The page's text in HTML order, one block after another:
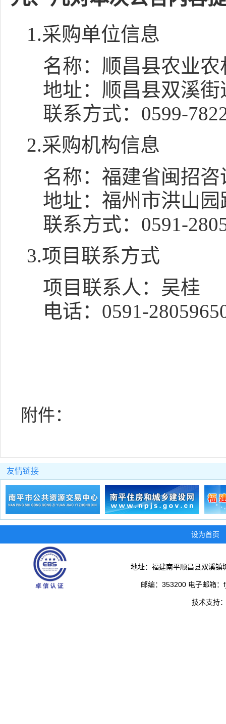
1.采购单位信息
名称： 顺昌县农业农
地址： 顺昌县双溪
联系方式： 0599-
2.采购机构信息
名称： 福建省闽招
地址： 福州市洪山园
联系方式： 0591-
3.项目联系方式
项目联系人： 吴桂
电话： 0591-
附件：
友情链接
设为首页
地址：福建南平顺昌县双溪
邮编：353200 电子邮箱
技术支持